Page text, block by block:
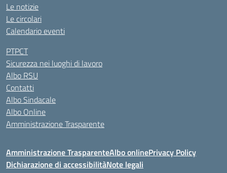
Le notizie
Le circolari
Calendario eventi
PTPCT
Sicurezza nei luoghi di lavoro
Albo RSU
Contatti
Albo Sindacale
Albo Online
Amministrazione Trasparente
Amministrazione TrasparenteAlbo onlinePrivacy Policy
Dichiarazione di accessibilitàNote legali